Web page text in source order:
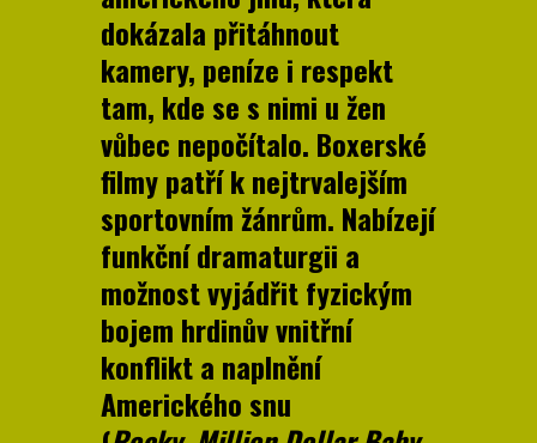
dokázala přitáhnout
kamery, peníze i respekt
tam, kde se s nimi u žen
vůbec nepočítalo. Boxerské
filmy patří k nejtrvalejším
sportovním žánrům. Nabízejí
funkční dramaturgii a
možnost vyjádřit fyzickým
bojem hrdinův vnitřní
konflikt a naplnění
Amerického snu